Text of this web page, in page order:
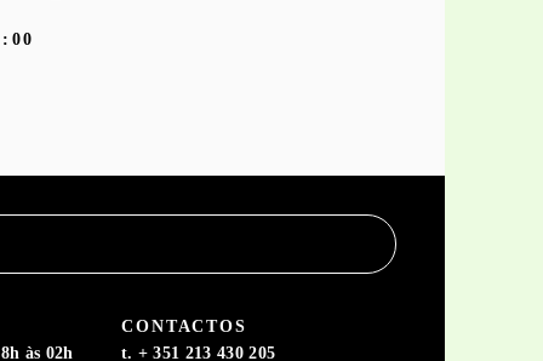
às 02h
CONTACTOS
t. + 351 213 430 205